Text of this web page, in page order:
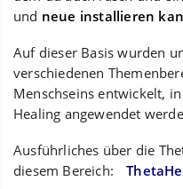
und neue installieren
Auf dieser Basis wurden
verschiedenen
Menschseins entwickelt,
Healing angewendet
Ausführliches über die
diesem Bereich: